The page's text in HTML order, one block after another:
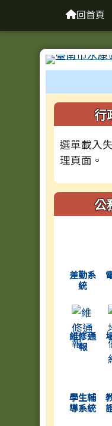
台南市大
回首頁
左邊區
行
選單載入
理頁面。
公
差勤系
統
維修通
報
(另開
學生輔
導系統
頁尾區